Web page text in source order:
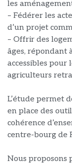
les
– Fédérer les
d’un projet
– Offrir des
âges, répondant
accessibles pour
agriculteurs
L’étude permet
en place des
cohérence
centre-bourg de
Nous proposons